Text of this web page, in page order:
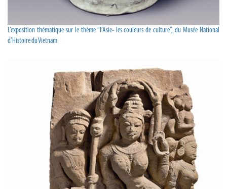
L’exposition thématique sur le thème “l’Asie- les couleurs de culture”, du Musée National
d’Histoire du Vietnam